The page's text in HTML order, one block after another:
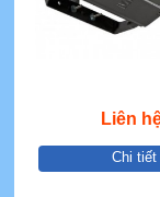
Liên
Chi tiết